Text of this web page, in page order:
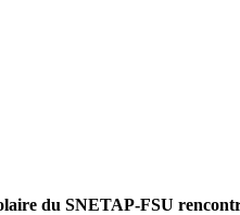
du SNETAP-FSU